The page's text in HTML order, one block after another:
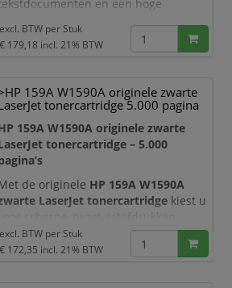
en een hoge
HP-technologie levert deze high-
capacity toner consistente resultaten
waardoor uw documenten er altijd
uitzien.
HP 162X tonercartridge is ideaal
werkom
excl. BTW per Stuk
€ 179,18 incl. 21% BTW
159A W1590A originele zwarte
tonercartridge 5.000 pagina
159A W1590A originele zwarte
tonercartridge – 5.000
de originele HP 159A W1590A
LaserJet tonercartridge kiest u
voor scherpe zwart-witafdrukken,
betrouwbare printerprestaties en
professionele documentkwaliteit. Deze
excl. BTW per Stuk
€ 172,35 incl. 21% BTW